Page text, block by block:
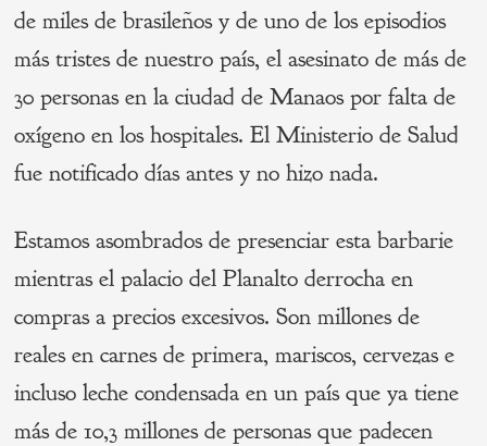
de miles de brasileños y de uno de los episodios
más tristes de nuestro país, el asesinato de más de
30 personas en la ciudad de Manaos por falta de
oxígeno en los hospitales. El Ministerio de Salud
fue notificado días antes y no hizo nada.
Estamos asombrados de presenciar esta barbarie
mientras el palacio del Planalto derrocha en
compras a precios excesivos. Son millones de
reales en carnes de primera, mariscos, cervezas e
incluso leche condensada en un país que ya tiene
más de 10,3 millones de personas que padecen